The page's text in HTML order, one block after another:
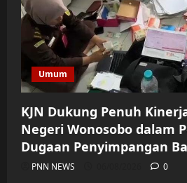
Umum
KJN Dukung Penuh
Negeri Wonosobo dalam
Dugaan Penyimpangan
PNN NEWS 0